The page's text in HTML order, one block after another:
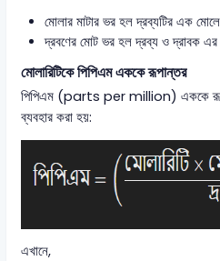
মোলার মাটার ভর হল দ্রব্যটির এক
দ্রবণের মোট ভর হল দ্রব্য ও দ্রাবক এর
মোলারিটিকে পিপিএম এককে রূপান্তর
পিপিএম (parts per million) এককে
ব্যবহার করা হয়:
এখানে,